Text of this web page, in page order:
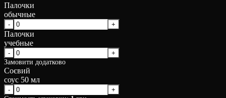
Палочки
обычные
Палочки
учебные
Замовити додатково
Соєвий
соус 50 мл